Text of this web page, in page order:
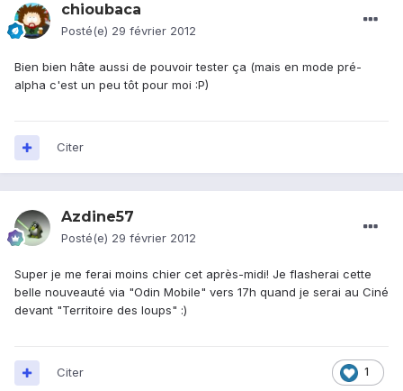
chioubaca
Posté(e) 29 février 2012
Bien bien hâte aussi de pouvoir tester ça (mais en mode pré-
alpha c'est un peu tôt pour moi :P)
Citer
Azdine57
Posté(e) 29 février 2012
Super je me ferai moins chier cet après-midi! Je flasherai cette
belle nouveauté via "Odin Mobile" vers 17h quand je serai au Ciné
devant "Territoire des loups" :)
1
Citer